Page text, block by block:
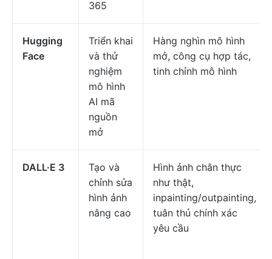
365
Hugging
Face
Triển khai
và thử
nghiệm
mô hình
AI mã
nguồn
mở
Hàng nghìn mô hình
mở, công cụ hợp tác,
tinh chỉnh mô hình
DALL·E 3
Tạo và
chỉnh sửa
hình ảnh
nâng cao
Hình ảnh chân thực
như thật,
inpainting/outpainting,
tuân thủ chính xác
yêu cầu